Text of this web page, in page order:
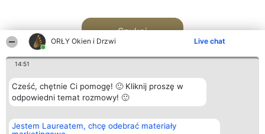
ORŁY Okien i Drzwi Live chat
14:51
Cześć, chętnie Ci pomogę! 🙂 Kliknij proszę w
odpowiedni temat rozmowy! 🙂
Jestem Laureatem, chcę odebrać materiały
Szukaj
Organizator plebiscytu
Bright Side Solutions sp. z o.
Plebiscyt
Laureaci
Kontakt
Kontakt